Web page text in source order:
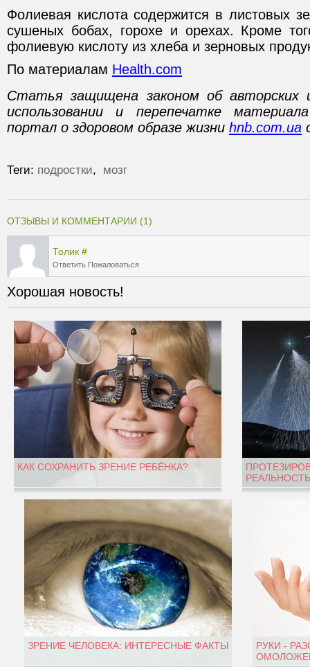
Фолиевая кислота содержится в листовых
сушеных бобах, горохе и орехах. Кроме
фолиевую кислоту из хлеба и зерновых
По материалам Health.com
Статья защищена законом об авторских
использовании и перепечатке
портал о здоровом образе жизни hnb.com.ua
Теги: подростки, мозг
ОТЗЫВЫ И КОММЕНТАРИИ (1)
Толик #
Ответить Пожаловаться
Хорошая новость!
КАК СОХРАНИТЬ ЗРЕНИЕ РЕБЁНКА?
ЗРЕНИЕ ЧЕЛОВЕКА: ИНТЕРЕСНЫЕ ФАКТЫ
РУКИ -